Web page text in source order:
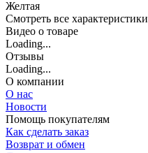
Желтая
Cмотреть все характеристики
Видео о товаре
Loading...
Отзывы
Loading...
О компании
О нас
Новости
Помощь покупателям
Как сделать заказ
Возврат и обмен